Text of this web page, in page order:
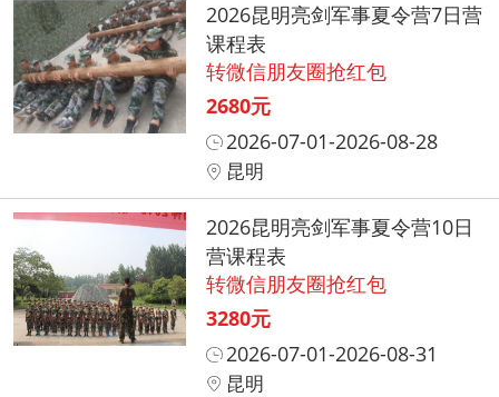
2026昆明亮剑军事夏令营7日营
课程表
转微信朋友圈抢红包
2680元
2026-07-01-2026-08-28
昆明
2026昆明亮剑军事夏令营10日
营课程表
转微信朋友圈抢红包
3280元
2026-07-01-2026-08-31
昆明